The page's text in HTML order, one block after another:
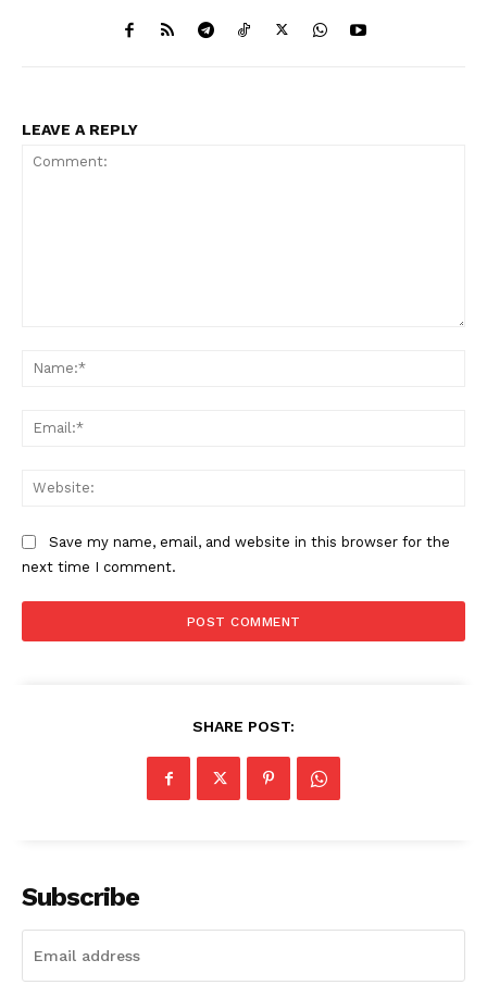
LEAVE A REPLY
Save my name, email, and website in this browser for the
next time I comment.
SHARE POST:
Subscribe